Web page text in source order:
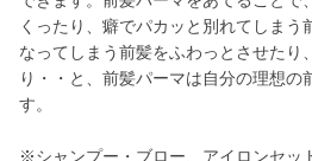
くったり、癖でパカッと別れてしまう
なってしまう前髪をふわっとさせたり
り・・と、前髪パーマは自分の理想の
す。
※シャンプー・ブロー、アイロンセッ